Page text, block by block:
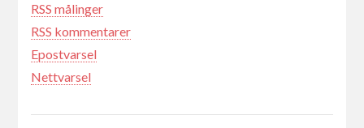
RSS målinger
RSS kommentarer
Epostvarsel
Nettvarsel